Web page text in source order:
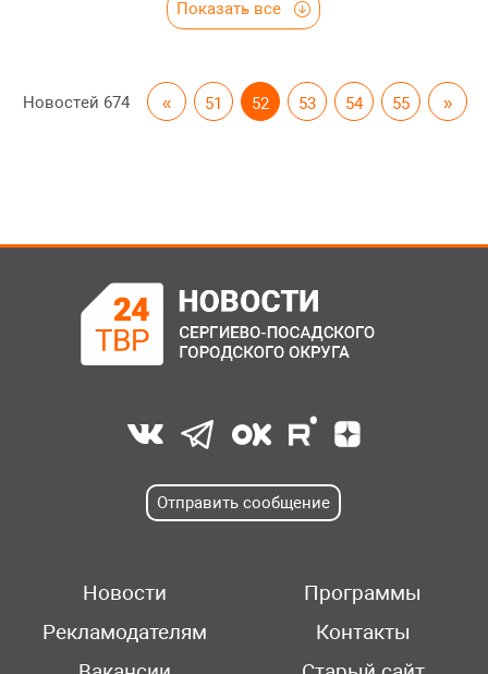
Показать все
Новостей 674 « 51 52 53 54 55 »
Отправить сообщение
Новости
Программы
Рекламодателям
Контакты